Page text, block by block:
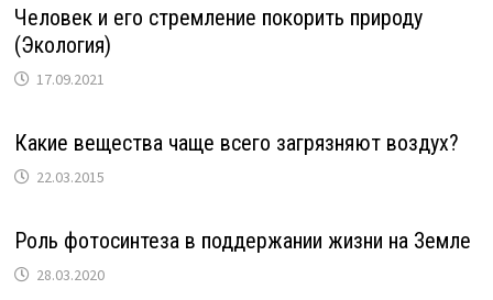
Человек и его стремление покорить природу
(Экология)
17.09.2021
Какие вещества чаще всего загрязняют воздух?
22.03.2015
Роль фотосинтеза в поддержании жизни на Земле
28.03.2020